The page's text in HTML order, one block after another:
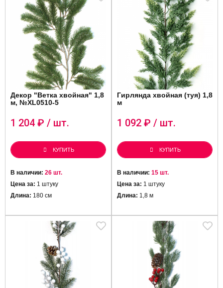
Декор "Ветка хвойная" 1,8
м, №XL0510-5
1 204 ₽ / шт.
КУПИТЬ
В наличии: 26 шт.
Цена за: 1 штуку
Длина: 180 см
Гирлянда хвойная (туя) 1,8
м
1 092 ₽ / шт.
КУПИТЬ
В наличии: 15 шт.
Цена за: 1 штуку
Длина: 1,8 м